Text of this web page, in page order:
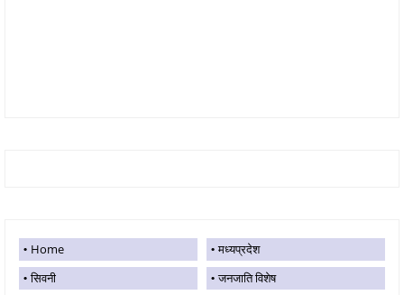
Home
मध्यप्रदेश
सिवनी
जनजाति विशेष